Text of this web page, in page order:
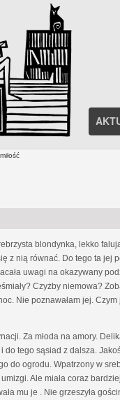
blondynka, lekko
z nią równać. Do tego ta
uwagi na okazywany
Czyżby niemowa?
Nie poznawałam jej.
Za młoda na amory.
tego sąsiad z dalsza.
do ogrodu. Wpatrzony w
Ale miała coraz
mu je . Nie grzeszyła